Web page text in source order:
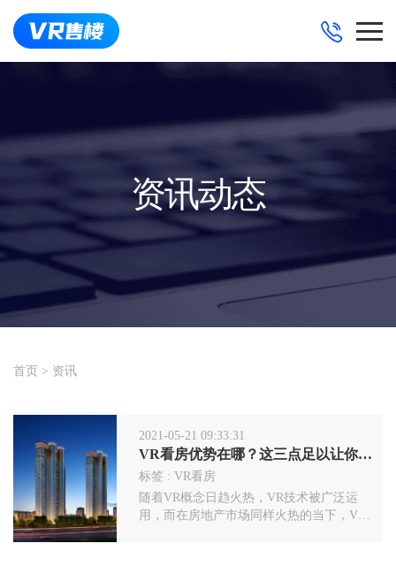
资讯动态
首页 > 资讯
2021-05-21 09:33:31
VR看房优势在哪？这三点足以让你爱上它
标签 :VR看房
随着VR概念日趋火热，VR技术被广泛运
用，而在房地产市场同样火热的当下，VR